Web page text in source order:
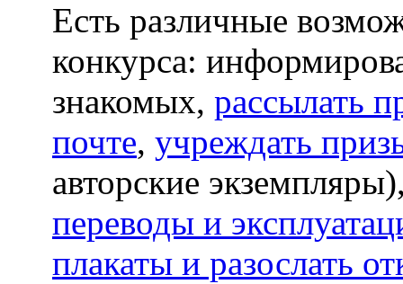
Есть различные
конкурса:
знакомых, рассылать
почте, учреждать
авторские
переводы и
плакаты и разослать